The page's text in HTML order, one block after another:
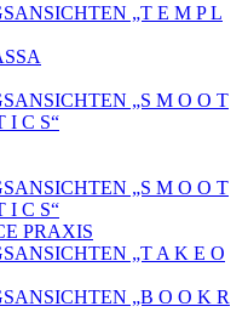
„T E M P L
„S M O O T
I C S“
„S M O O T
I C S“
PRAXIS
„T A K E O
„B O O K R